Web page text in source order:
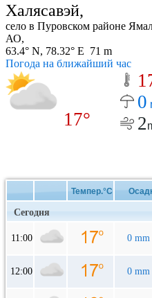
Халясавэй,
село в Пуровском районе
АО,
63.4° N, 78.32° E 71 m
Погода на ближайший час
17°
0
2
Темпер.°C
Сегодня
11:00 0 mm
12:00 0 mm